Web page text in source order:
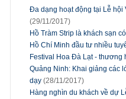
Đa dạng hoạt động tại Lễ hội
(29/11/2017)
Hồ Tràm Strip là khách sạn
Hồ Chí Minh đầu tư nhiều
Festival Hoa Đà Lạt -
Quảng Ninh: Khai giảng các
dạy (28/11/2017)
Hàng nghìn du khách về dự